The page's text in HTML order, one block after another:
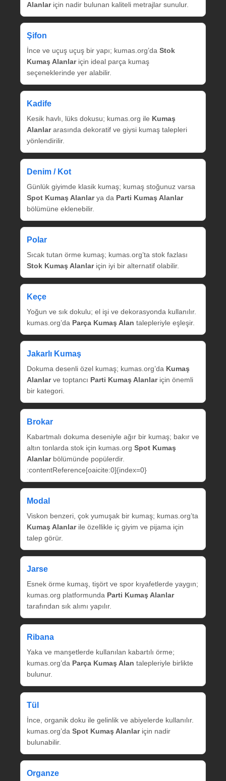
Alanlariçin nadir bulunan kaliteli metrajlar sunulur.
Şifon
İnce ve uçuş uçuş bir yapı; kumas.org’da Stok
Kumaş Alanlariçin ideal parça kumaş
seçeneklerinde yer alabilir.
Kadife
Kesik havlı, lüks dokusu; kumas.org ile Kumaş
Alanlararasında dekoratif ve giysi kumaş talepleri
yönlendirilir.
Denim / Kot
Günlük giyimde klasik kumaş; kumaş stoğunuz varsa
Spot Kumaş Alanlarya da Parti Kumaş Alanlar
bölümüne eklenebilir.
Polar
Sıcak tutan örme kumaş; kumas.org’ta stok fazlası
Stok Kumaş Alanlariçin iyi bir alternatif olabilir.
Keçe
Yoğun ve sık dokulu; el işi ve dekorasyonda kullanılır.
kumas.org’da Parça Kumaş Alan talepleriyle eşleşir.
Jakarlı Kumaş
Dokuma desenli özel kumaş; kumas.org’da Kumaş
Alanlarve toptancı Parti Kumaş Alanlariçin önemli
bir kategori.
Brokar
Kabartmalı dokuma deseniyle ağır bir kumaş; bakır ve
altın tonlarda stok için kumas.org Spot Kumaş
Alanlarbölümünde popülerdir.
:contentReference[oaicite:0]{index=0}
Modal
Viskon benzeri, çok yumuşak bir kumaş; kumas.org’ta
Kumaş Alanlarile özellikle iç giyim ve pijama için
talep görür.
Jarse
Esnek örme kumaş, tişört ve spor kıyafetlerde yaygın;
kumas.org platformunda Parti Kumaş Alanlar
tarafından sık alımı yapılır.
Ribana
Yaka ve manşetlerde kullanılan kabartılı örme;
kumas.org’da Parça Kumaş Alan talepleriyle birlikte
bulunur.
Tül
İnce, organik doku ile gelinlik ve abiyelerde kullanılır.
kumas.org’da Spot Kumaş Alanlariçin nadir
bulunabilir.
Organze